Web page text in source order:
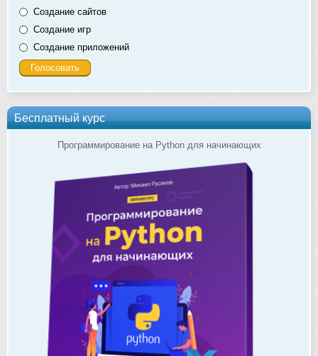
Создание сайтов
Создание игр
Создание приложений
Бесплатный курс
Программирование на Python для начинающих